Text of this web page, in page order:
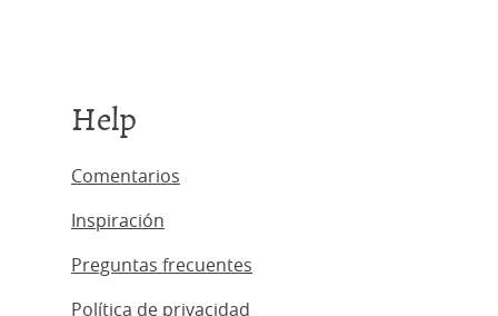
Help
Comentarios
Inspiración
Preguntas frecuentes
Política de privacidad